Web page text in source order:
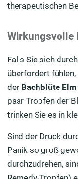
therapeutischen
Wirkungsvolle
Falls Sie sich
überfordert fühlen,
der Bachblüte Elm
paar Tropfen der
trinken Sie es in
Sind der Druck
Panik so groß
durchzudrehen,